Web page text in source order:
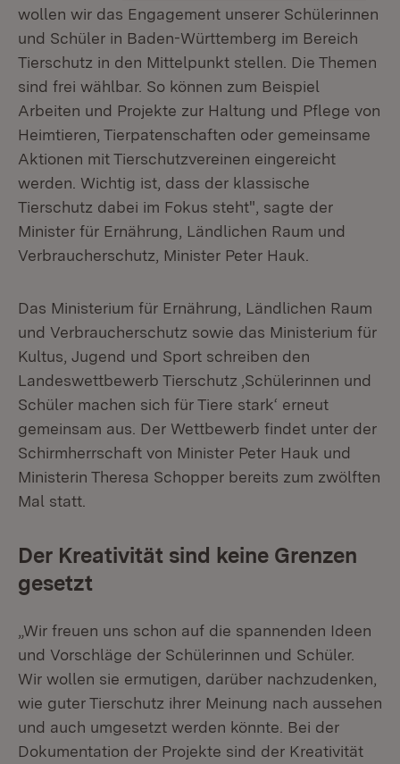
wollen wir das Engagement unserer Schülerinnen
und Schüler in Baden-Württemberg im Bereich
Tierschutz in den Mittelpunkt stellen. Die Themen
sind frei wählbar. So können zum Beispiel
Arbeiten und Projekte zur Haltung und Pflege von
Heimtieren, Tierpatenschaften oder gemeinsame
Aktionen mit Tierschutzvereinen eingereicht
werden. Wichtig ist, dass der klassische
Tierschutz dabei im Fokus steht", sagte der
Minister für Ernährung, Ländlichen Raum und
Verbraucherschutz, Minister Peter Hauk.
Das Ministerium für Ernährung, Ländlichen Raum
und Verbraucherschutz sowie das Ministerium für
Kultus, Jugend und Sport schreiben den
Landeswettbewerb Tierschutz ‚Schülerinnen und
Schüler machen sich für Tiere stark‘ erneut
gemeinsam aus. Der Wettbewerb findet unter der
Schirmherrschaft von Minister Peter Hauk und
Ministerin Theresa Schopper bereits zum zwölften
Mal statt.
Der Kreativität sind keine Grenzen
gesetzt
„Wir freuen uns schon auf die spannenden Ideen
und Vorschläge der Schülerinnen und Schüler.
Wir wollen sie ermutigen, darüber nachzudenken,
wie guter Tierschutz ihrer Meinung nach aussehen
und auch umgesetzt werden könnte. Bei der
Dokumentation der Projekte sind der Kreativität